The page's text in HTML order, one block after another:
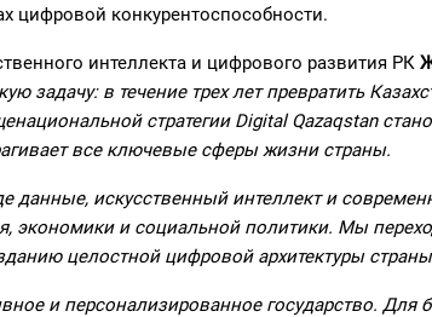
цифровой конкурентоспособности.
интеллекта и цифрового развития РК
задачу: в течение трех лет превратить
стратегии Digital Qazaqstan
все ключевые сферы жизни страны.
данные, искусственный интеллект и
экономики и социальной политики. Мы
целостной цифровой архитектуры
и персонализированное государство. Для